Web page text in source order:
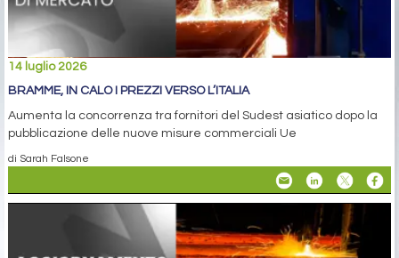
14 luglio 2026
BRAMME, IN CALO I PREZZI VERSO L’ITALIA
Aumenta la concorrenza tra fornitori del Sudest asiatico dopo la
pubblicazione delle nuove misure commerciali Ue
di Sarah Falsone